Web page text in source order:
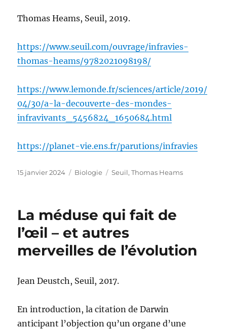
Thomas Heams, Seuil, 2019.
https://www.seuil.com/ouvrage/infravies-
thomas-heams/9782021098198/
https://www.lemonde.fr/sciences/article/2019/
04/30/a-la-decouverte-des-mondes-
infravivants_5456824_1650684.html
https://planet-vie.ens.fr/parutions/infravies
Publié
15 janvier 2024 Catégories
Biologie Étiquettes
Seuil,Thomas Heams
La méduse qui fait de
l’œil – et autres
merveilles de l’évolution
Jean Deustch, Seuil, 2017.
En introduction, la citation de Darwin
anticipant l’objection qu’un organe d’une